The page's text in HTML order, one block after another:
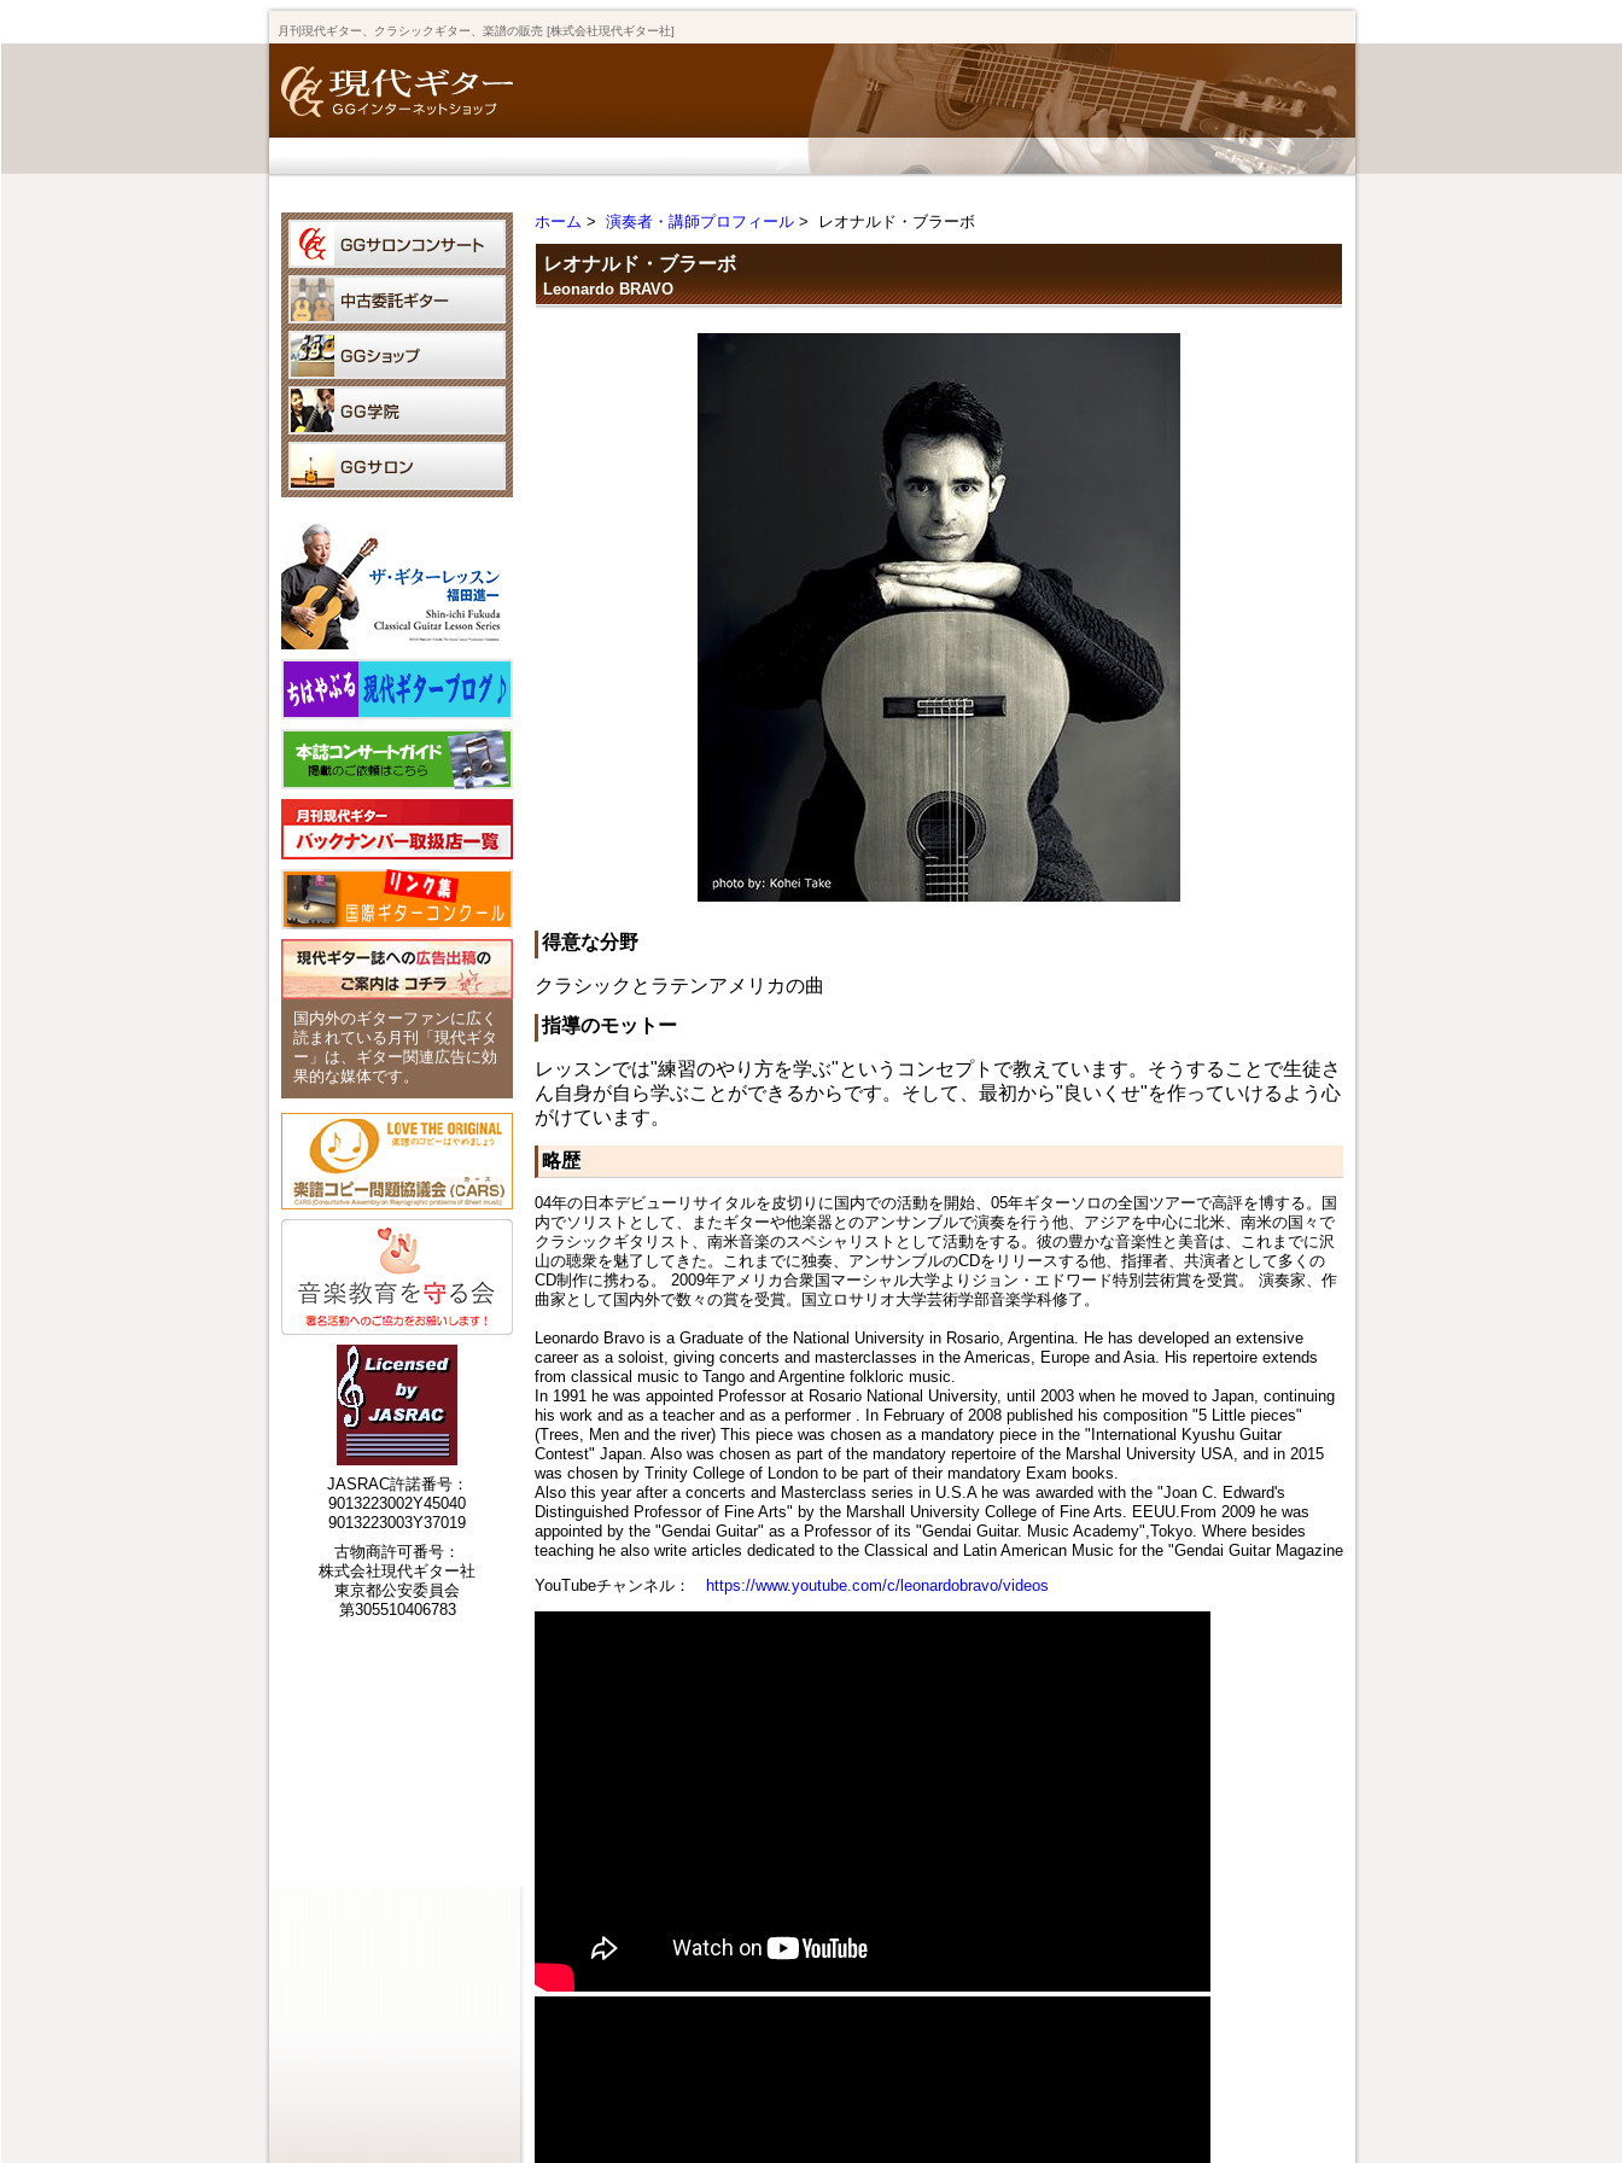
月刊現代ギター、クラシックギター、楽譜の販売 [株式会社現代ギター社]
ホーム > 演奏者・講師プロフィール > レオナルド・ブラーボ
レオナルド・ブラーボ
Leonardo BRAVO
得意な分野
クラシックとラテンアメリカの曲
指導のモットー
レッスンでは"練習のやり方を学ぶ"というコンセプトで教えています。そうすることで生徒さ
ん自身が自ら学ぶことができるからです。そして、最初から"良いくせ"を作っていけるよう心
がけています。
略歴
04年の日本デビューリサイタルを皮切りに国内での活動を開始、 05年ギターソロの全国ツアーで高評を博する。
国
内でソリストとして、
またギターや他楽器とのアンサンブルで演奏を行う他、 アジアを中心に北米、南米の国々で
クラシックギタリスト、 南米音楽のスペシャリストとして活動をする。 彼の豊かな音楽性と美音は、 これまでに沢
山の聴衆を魅了してきた。これまでに独奏、 アンサンブルのCDをリリースする他、指揮者、 共演者として多くの
CD制作に携わる。 2009年アメリカ合衆国マーシャル大学よりジョン・ エドワード特別芸術賞を受賞。 演奏家、作
曲家として国内外で数々の賞を受賞。
国立ロサリオ大学芸術学部音楽学科修了。
Leonardo Bravo is a Graduate of the National University in Rosario, Argentina. He has developed an extensive
career as a soloist, giving concerts and masterclasses in the Americas, Europe and Asia. His repertoire extends
from classical music to Tango and Argentine folkloric music.
In 1991 he was appointed Professor at Rosario National University, until 2003 when he moved to Japan, continuing
his work and as a teacher and as a performer . In February of 2008 published his composition "5 Little pieces"
(Trees, Men and the river) This piece was chosen as a mandatory piece in the "International Kyushu Guitar
Contest" Japan. Also was chosen as part of the mandatory repertoire of the Marshal University USA, and in 2015
was chosen by Trinity College of London to be part of their mandatory Exam books.
Also this year after a concerts and Masterclass series in U.S.A he was awarded with the "Joan C. Edward's
Distinguished Professor of Fine Arts" by the Marshall University College of Fine Arts. EEUU.From 2009 he was
appointed by the "Gendai Guitar" as a Professor of its "Gendai Guitar. Music Academy",Tokyo. Where besides
teaching he also write articles dedicated to the Classical and Latin American Music for the "Gendai Guitar Magazine
YouTubeチャンネル：
https://www.youtube.com/c/ leonardobravo/videos
国内外のギターファンに広く
読まれている月刊「現代ギタ
ー」は、ギター関連広告に効
果的な媒体です。
JASRAC許諾番号：
9013223002Y45040
9013223003Y37019
古物商許可番号：
株式会社現代ギター社
東京都公安委員会
第305510406783